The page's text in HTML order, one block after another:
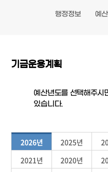
행정정보 예
기금운용계획
예산년도를 선택해주시
있습니다.
2026년 2025년
2021년
2020년